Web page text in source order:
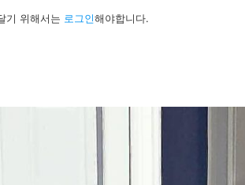
기 위해서는 로그인해야합니다.